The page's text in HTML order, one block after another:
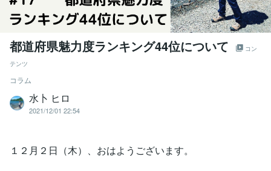
都道府県魅力度ランキング44位について
コン
テンツ
コラム
水卜 ヒロ
2021/12/01 22:54
１２月２日（木）、おはようございます。